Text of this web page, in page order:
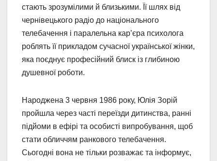
стають зрозумілими й близькими. Її шлях від
чернівецького радіо до національного
телебачення і паралельна кар’єра психолога
роблять її прикладом сучасної української жінки,
яка поєднує професійний блиск із глибиною
душевної роботи.
Народжена 3 червня 1986 року, Юлія Зорій
пройшла через часті переїзди дитинства, ранні
підйоми в ефірі та особисті випробування, щоб
стати обличчям ранкового телебачення.
Сьогодні вона не тільки розважає та інформує,